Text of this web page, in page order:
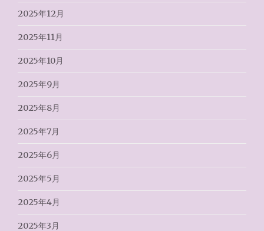
2025年12月
2025年11月
2025年10月
2025年9月
2025年8月
2025年7月
2025年6月
2025年5月
2025年4月
2025年3月